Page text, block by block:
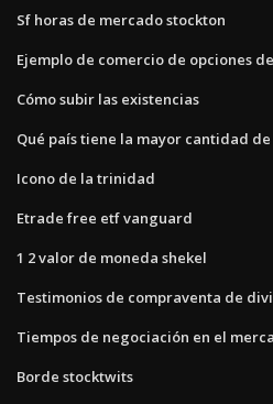
Sf horas de mercado stockton
Ejemplo de comercio de opciones
Cómo subir las existencias
Qué país tiene la mayor cantidad
Icono de la trinidad
Etrade free etf vanguard
1 2 valor de moneda shekel
Testimonios de compraventa de
Tiempos de negociación en el
Borde stocktwits